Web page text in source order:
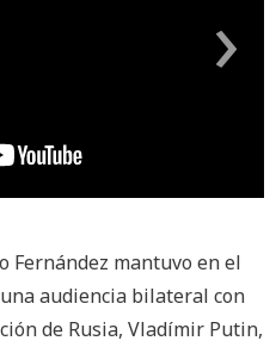
›
Fernández mantuvo en el
audiencia bilateral con
de Rusia, Vladímir Putin,